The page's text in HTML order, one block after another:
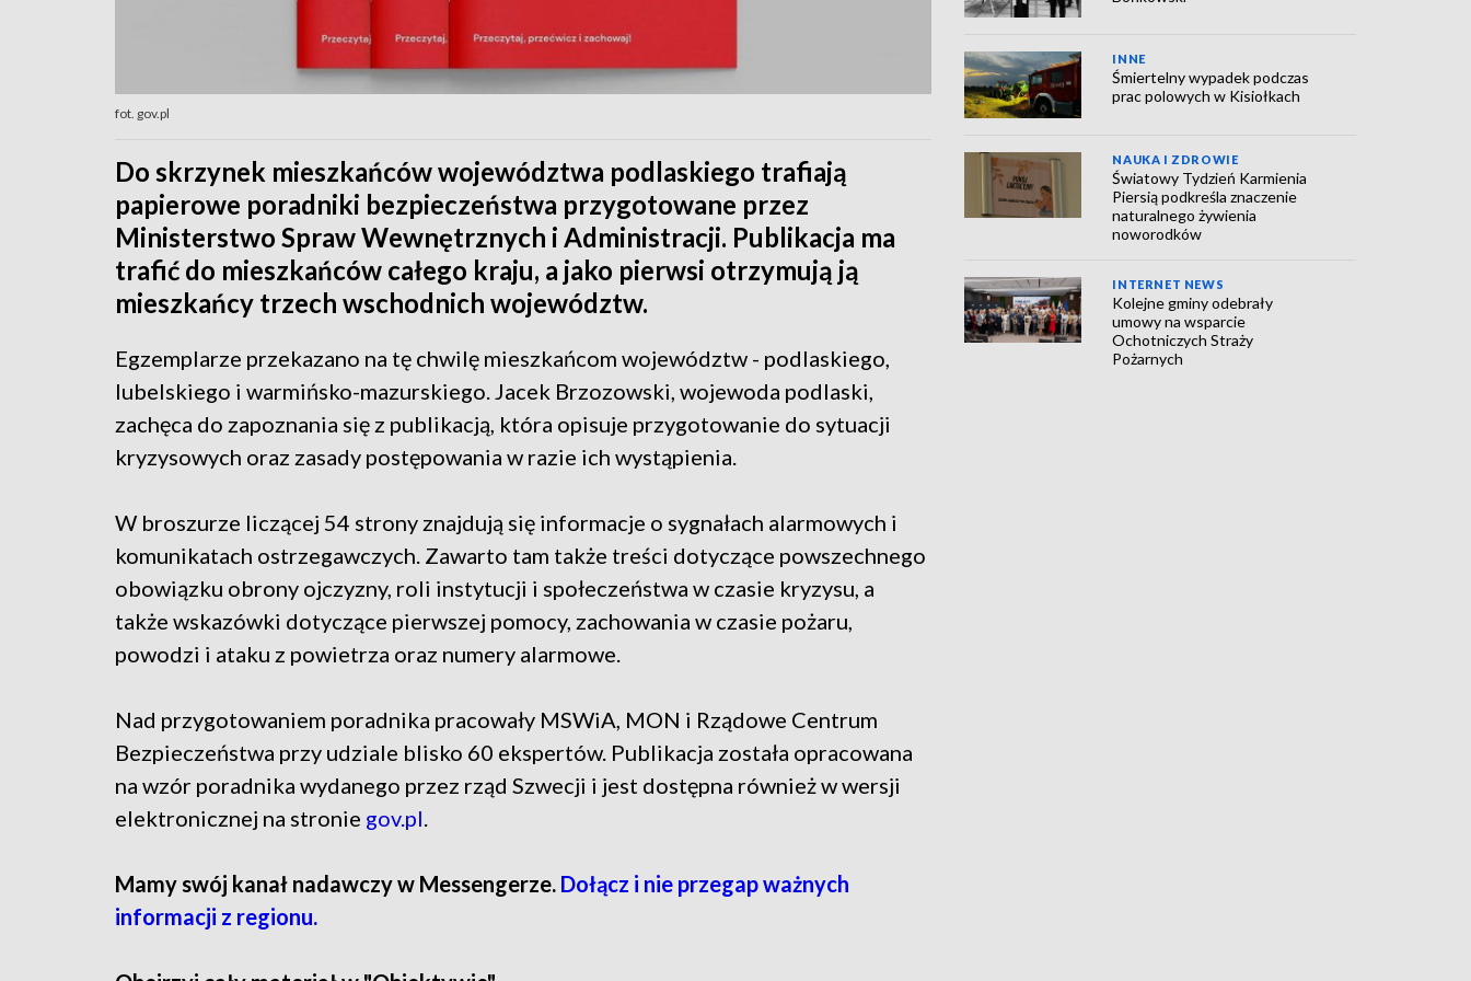
fot. gov.pl
Do skrzynek mieszkańców województwa podlaskiego trafiają
papierowe poradniki bezpieczeństwa przygotowane przez
Ministerstwo Spraw Wewnętrznych i Administracji. Publikacja ma
trafić do mieszkańców całego kraju, a jako pierwsi otrzymują ją
mieszkańcy trzech wschodnich województw.
Egzemplarze przekazano na tę chwilę mieszkańcom województw - podlaskiego,
lubelskiego i warmińsko-mazurskiego. Jacek Brzozowski, wojewoda podlaski,
zachęca do zapoznania się z publikacją, która opisuje przygotowanie do sytuacji
kryzysowych oraz zasady postępowania w razie ich wystąpienia.
W broszurze liczącej 54 strony znajdują się informacje o sygnałach alarmowych i
komunikatach ostrzegawczych. Zawarto tam także treści dotyczące powszechnego
obowiązku obrony ojczyzny, roli instytucji i społeczeństwa w czasie kryzysu, a
także wskazówki dotyczące pierwszej pomocy, zachowania w czasie pożaru,
powodzi i ataku z powietrza oraz numery alarmowe.
Nad przygotowaniem poradnika pracowały MSWiA, MON i Rządowe Centrum
Bezpieczeństwa przy udziale blisko 60 ekspertów. Publikacja została opracowana
na wzór poradnika wydanego przez rząd Szwecji i jest dostępna również w wersji
elektronicznej na stronie gov.pl.
Mamy swój kanał nadawczy w Messengerze. Dołącz i nie przegap ważnych
informacji z regionu.
INNE
Śmiertelny wypadek podczas
prac polowych w Kisiołkach
NAUKA I ZDROWIE
Światowy Tydzień Karmienia
Piersią podkreśla znaczenie
naturalnego żywienia
noworodków
INTERNET NEWS
Kolejne gminy odebrały
umowy na wsparcie
Ochotniczych Straży
Pożarnych